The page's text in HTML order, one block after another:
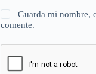
Guarda mi nombre,
comente.